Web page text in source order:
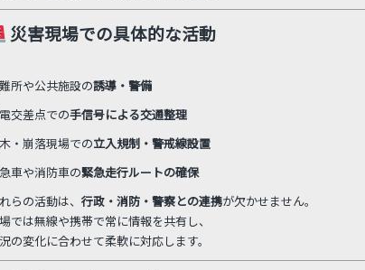
災害現場での具体的な活動
所や公共施設の誘導・警備
交差点での手信号による交通整理
・崩落現場での立入規制・警戒線設置
車や消防車の緊急走行ルートの確保
らの活動は、 行政・消防・警察との連携が欠かせません。
では無線や携帯で常に情報を共有し、
の変化に合わせて柔軟に対応します。